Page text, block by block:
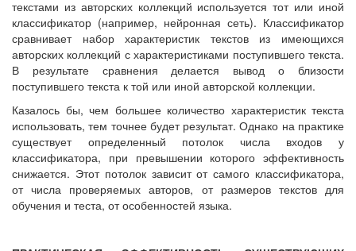
текстами из авторских коллекций используется тот или иной
классификатор (например, нейронная сеть). Классификатор
сравнивает набор характеристик текстов из имеющихся
авторских коллекций с характеристиками поступившего текста.
В результате сравнения делается вывод о близости
поступившего текста к той или иной авторской коллекции.
Казалось бы, чем большее количество характеристик текста
использовать, тем точнее будет результат. Однако на практике
существует определенный потолок числа входов у
классификатора, при превышении которого эффективность
снижается. Этот потолок зависит от самого классификатора,
от числа проверяемых авторов, от размеров текстов для
обучения и теста, от особенностей языка.